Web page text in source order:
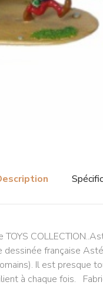
française
Il est presque
à chaque fois.